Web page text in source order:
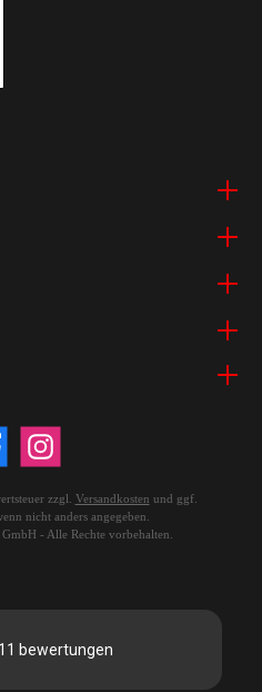
zzgl. Versandkosten und ggf.
nicht anders angegeben.
- Alle Rechte vorbehalten.
bewertungen